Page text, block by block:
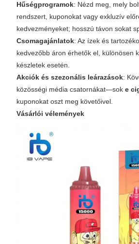
Hűségprogramok: Nézd meg, mely
rendszert, kuponokat vagy exkluzív
kedvezményeket; hosszú távon sokat
Csomagajánlatok: Az ízek és
kedvezőbb áron érhetők el, különösen
készletek esetén.
Akciók és szezonális leárazások:
közösségi média csatornákat—sok e
kuponokat oszt meg követőivel.
Vásárlói vélemények